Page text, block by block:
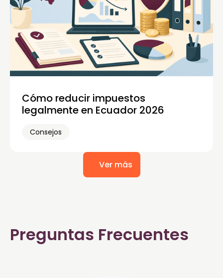
Cómo reducir impuestos
legalmente en Ecuador 2026
Consejos
Ver más
Preguntas Frecuentes